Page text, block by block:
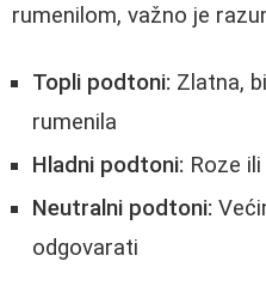
rumenilom, važno je
Topli podtoni: Zlatna,
rumenila
Hladni podtoni: Roze
Neutralni podtoni:
odgovarati